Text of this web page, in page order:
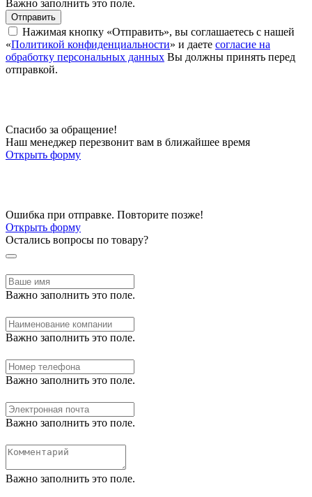
Важно заполнить это поле.
Отправить
Нажимая кнопку «Отправить», вы соглашаетесь с нашей
«Политикой конфиденциальности» и даете согласие на
обработку персональных данных Вы должны принять перед
отправкой.
Спасибо за обращение!
Наш менеджер перезвонит вам в ближайшее время
Открыть форму
Ошибка при отправке. Повторите позже!
Открыть форму
Остались вопросы по товару?
Важно заполнить это поле.
Важно заполнить это поле.
Важно заполнить это поле.
Важно заполнить это поле.
Важно заполнить это поле.